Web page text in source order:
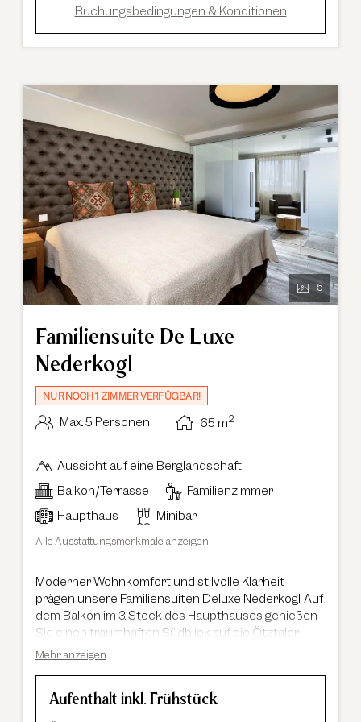
Buchungsbedingungen & Konditionen
5
Familiensuite De Luxe
Nederkogl
NUR NOCH 1 ZIMMER VERFÜGBAR!
Max.: 5 Personen 65 m2
Aussicht auf eine Berglandschaft
Balkon/Terrasse
Familienzimmer
Haupthaus
Minibar
Alle Ausstattungsmerkmale anzeigen
Moderner Wohnkomfort und stilvolle Klarheit
prägen unsere Familiensuiten Deluxe Nederkogl. Auf
dem Balkon im 3. Stock des Haupthauses genießen
Sie einen traumhaften Südblick auf die Ötztaler
Bergwelt. Auf großzügigen 65 m² bieten die Suiten
Hauptschlafzimmer ist direkt mit dem gemütlichen
Wohnbereich verbunden, während das
Mehr anzeigen
Aufenthalt inkl. Frühstück